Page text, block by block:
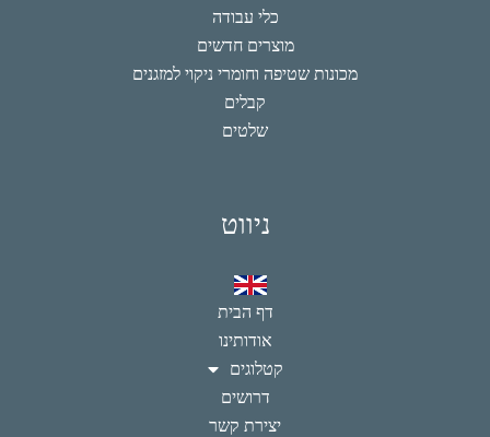
כלי עבודה
מוצרים חדשים
מכונות שטיפה וחומרי ניקוי למזגנים
קבלים
שלטים
ניווט
דף הבית
אודותינו
קטלוגים
דרושים
יצירת קשר